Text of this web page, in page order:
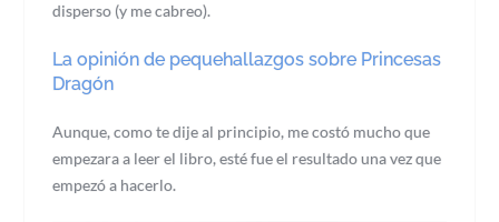
disperso (y me cabreo).
La opinión de pequehallazgos sobre Princesas
Dragón
Aunque, como te dije al principio, me costó mucho que
empezara a leer el libro, esté fue el resultado una vez que
empezó a hacerlo.